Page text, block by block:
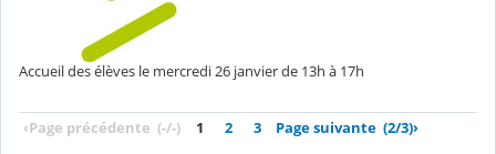
Accueil des élèves le mercredi 26 janvier de 13h à 17h
‹Page précédente (-/-) 1 2 3 Page suivante (2/3)›